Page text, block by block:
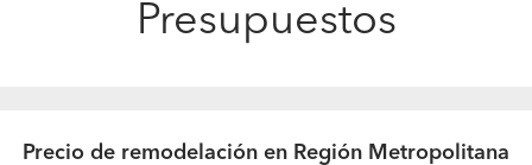
Presupuestos
Precio de remodelación en Región Metropolitana